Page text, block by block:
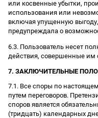
или косвенные убытки,
использования или
включая упущенную
предупреждала о
6.3. Пользователь несет
действия, совершенные им
7. ЗАКЛЮЧИТЕЛЬНЫЕ
7.1. Все споры по
путем переговоров.
споров является
(тридцать) календарных